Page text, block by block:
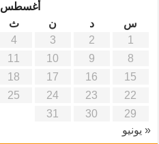
أغسطس 2026
س
د ن ث
1
2
3
4
8
9
10
11
15
16
17
18
22
23
24
25
29
30
31
« يونيو